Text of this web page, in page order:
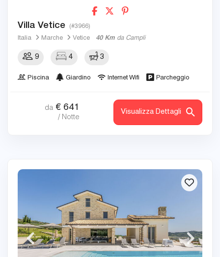
Villa Vetice (#3966)
Italia Marche Vetice 40 Km da Campli
9 4 3
Piscina Giardino Internet Wifi Parcheggio
da € 641
/ Notte
Visualizza Dettagli